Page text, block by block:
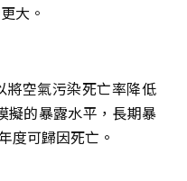
大。
空氣污染死亡率降低
擬的暴露水平，長期暴
度可歸因死亡 。